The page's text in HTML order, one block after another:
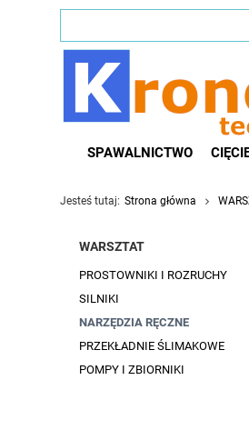
SPAWALNICTWO
Jesteś tutaj: Strona główna
WARSZTAT
PROSTOWNIKI I ROZRUCHY
SILNIKI
NARZĘDZIA RĘCZNE
PRZEKŁADNIE ŚLIMAKOWE
POMPY I ZBIORNIKI